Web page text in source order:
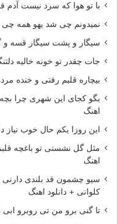
با تو هوا که سرد نیست آدم
نمیدونم چی شد یهو همه
سیگار و پشت سیگار قسه و
جات چقدر تو خونه خالیه
بیچاره قلبم رفتی و خنده
بگو کجای این شهری چرا بچه
اهنگ
این روزا یکم حال خوب نیاز
مثل گل نشستی تو باغچه
اهنگ
سیو چشمون قد بلندی
کلوانی + دانلود اهنگ
تا گنی برو من تی روبرو ابی